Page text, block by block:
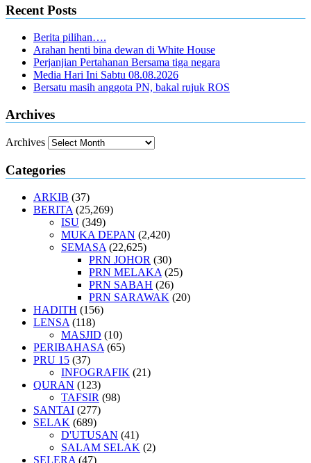
Recent Posts
Berita pilihan….
Arahan henti bina dewan di White House
Perjanjian Pertahanan Bersama tiga negara
Media Hari Ini Sabtu 08.08.2026
Bersatu masih anggota PN, bakal rujuk ROS
Archives
Archives
Categories
ARKIB (37)
BERITA (25,269)
ISU (349)
MUKA DEPAN (2,420)
SEMASA (22,625)
PRN JOHOR (30)
PRN MELAKA (25)
PRN SABAH (26)
PRN SARAWAK (20)
HADITH (156)
LENSA (118)
MASJID (10)
PERIBAHASA (65)
PRU 15 (37)
INFOGRAFIK (21)
QURAN (123)
TAFSIR (98)
SANTAI (277)
SELAK (689)
D'UTUSAN (41)
SALAM SELAK (2)
SELERA (47)